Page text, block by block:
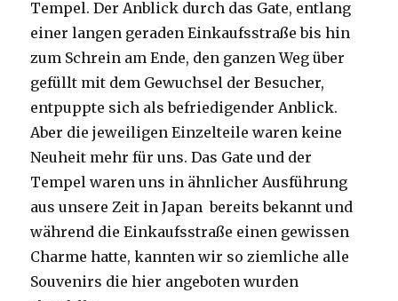
Tempel. Der Anblick durch das Gate, entlang
einer langen geraden Einkaufsstraße bis hin
zum Schrein am Ende, den ganzen Weg über
gefüllt mit dem Gewuchsel der Besucher,
entpuppte sich als befriedigender Anblick.
Aber die jeweiligen Einzelteile waren keine
Neuheit mehr für uns. Das Gate und der
Tempel waren uns in ähnlicher Ausführung
aus unsere Zeit in Japan bereits bekannt und
während die Einkaufsstraße einen gewissen
Charme hatte, kannten wir so ziemliche alle
Souvenirs die hier angeboten wurden